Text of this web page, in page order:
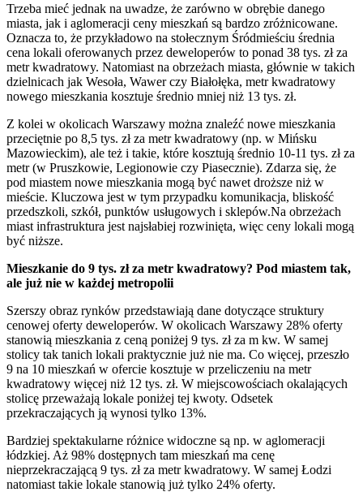
Trzeba mieć jednak na uwadze, że zarówno w obrębie danego
miasta, jak i aglomeracji ceny mieszkań są bardzo zróżnicowane.
Oznacza to, że przykładowo na stołecznym Śródmieściu średnia
cena lokali oferowanych przez deweloperów to ponad 38 tys. zł za
metr kwadratowy. Natomiast na obrzeżach miasta, głównie w takich
dzielnicach jak Wesoła, Wawer czy Białołęka, metr kwadratowy
nowego mieszkania kosztuje średnio mniej niż 13 tys. zł.
Z kolei w okolicach Warszawy można znaleźć nowe mieszkania
przeciętnie po 8,5 tys. zł za metr kwadratowy (np. w Mińsku
Mazowieckim), ale też i takie, które kosztują średnio 10-11 tys. zł za
metr (w Pruszkowie, Legionowie czy Piasecznie). Zdarza się, że
pod miastem nowe mieszkania mogą być nawet droższe niż w
mieście. Kluczowa jest w tym przypadku komunikacja, bliskość
przedszkoli, szkół, punktów usługowych i sklepów.Na obrzeżach
miast infrastruktura jest najsłabiej rozwinięta, więc ceny lokali mogą
być niższe.
Mieszkanie do 9 tys. zł za metr kwadratowy? Pod miastem tak,
ale już nie w każdej metropolii
Szerszy obraz rynków przedstawiają dane dotyczące struktury
cenowej oferty deweloperów. W okolicach Warszawy 28% oferty
stanowią mieszkania z ceną poniżej 9 tys. zł za m kw. W samej
stolicy tak tanich lokali praktycznie już nie ma. Co więcej, przeszło
9 na 10 mieszkań w ofercie kosztuje w przeliczeniu na metr
kwadratowy więcej niż 12 tys. zł. W miejscowościach okalających
stolicę przeważają lokale poniżej tej kwoty. Odsetek
przekraczających ją wynosi tylko 13%.
Bardziej spektakularne różnice widoczne są np. w aglomeracji
łódzkiej. Aż 98% dostępnych tam mieszkań ma cenę
nieprzekraczającą 9 tys. zł za metr kwadratowy. W samej Łodzi
natomiast takie lokale stanowią już tylko 24% oferty.